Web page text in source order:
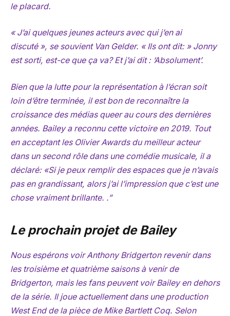
le placard.
« J’ai quelques jeunes acteurs avec qui j’en ai
discuté », se souvient Van Gelder. « Ils ont dit: » Jonny
est sorti, est-ce que ça va? Et j’ai dit : ‘Absolument’.
Bien que la lutte pour la représentation à l’écran soit
loin d’être terminée, il est bon de reconnaître la
croissance des médias queer au cours des dernières
années. Bailey a reconnu cette victoire en 2019. Tout
en acceptant les Olivier Awards du meilleur acteur
dans un second rôle dans une comédie musicale, il a
déclaré: «Si je peux remplir des espaces que je n’avais
pas en grandissant, alors j’ai l’impression que c’est une
chose vraiment brillante. .”
Le prochain projet de Bailey
Nous espérons voir Anthony Bridgerton revenir dans
les troisième et quatrième saisons à venir de
Bridgerton, mais les fans peuvent voir Bailey en dehors
de la série. Il joue actuellement dans une production
West End de la pièce de Mike Bartlett Coq. Selon